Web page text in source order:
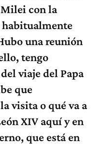
con la
habitualmente
una reunión
tengo
viaje del Papa
que
visita o qué va a
XIV aquí y en
que está en